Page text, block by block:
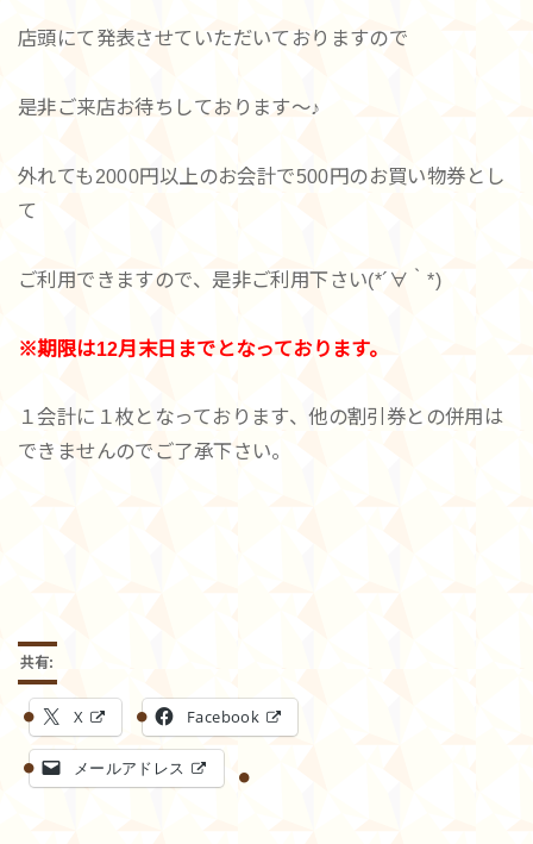
店頭にて発表させていただいておりますので
是非ご来店お待ちしております～♪
外れても2000円以上のお会計で500円のお買い物券とし
て
ご利用できますので、是非ご利用下さい(*´∀｀*)
※期限は12月末日までとなっております。
１会計に１枚となっております、他の割引券との併用は
できませんのでご了承下さい。
共有:
X Facebook
メールアドレス